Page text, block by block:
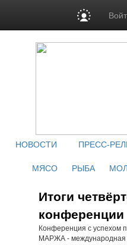
НОВОСТИ ПРЕСС-
МЯСО
РЫБА
Итоги
Конференция с успехом
МАРЖА - международная